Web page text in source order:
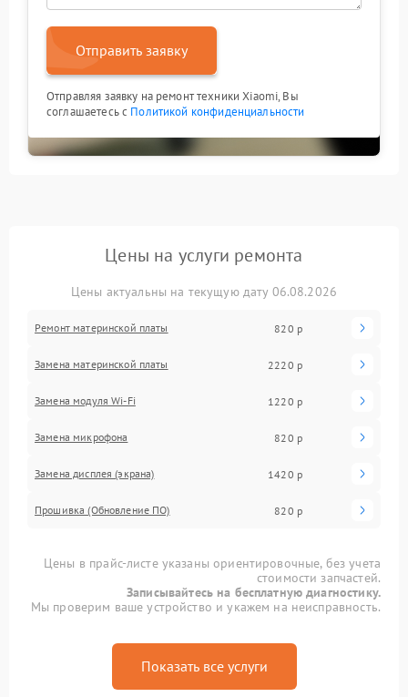
Отправить заявку
Отправляя заявку на ремонт техники Xiaomi, Вы
соглашаетесь с Политикой конфиденциальности
Цены на услуги ремонта
Цены актуальны на текущую дату 06.08.2026
Ремонт материнской платы 820 р
Замена материнской платы 2220 р
Замена модуля Wi-Fi 1220 р
Замена микрофона 820 р
Замена дисплея (экрана) 1420 р
Прошивка (Обновление ПО) 820 р
Цены в прайс-листе указаны ориентировочные, без учета
стоимости запчастей.
Записывайтесь на бесплатную диагностику.
Мы проверим ваше устройство и укажем на неисправность.
Показать все услуги